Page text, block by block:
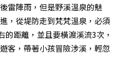
雷陣雨，但是野溪溫泉的魅
，從堤防走到梵梵溫泉，必須
距離，並且要橫渡溪流3次，
客，帶著小孩冒險涉溪，輕忽